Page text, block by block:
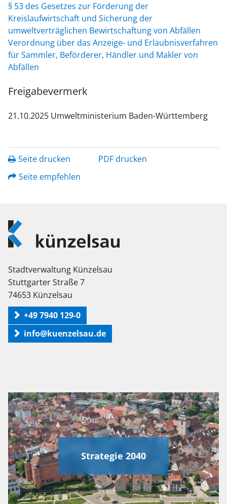
§ 53 des Gesetzes zur Förderung der
Kreislaufwirtschaft und Sicherung der
umweltverträglichen Bewirtschaftung von Abfällen
Verordnung über das Anzeige- und Erlaubnisverfahren
für Sammler, Beförderer, Händler und Makler von
Abfällen
Freigabevermerk
21.10.2025 Umweltministerium Baden-Württemberg
Seite drucken
PDF drucken
Seite empfehlen
Logo
Künzelsau
Stadtverwaltung Künzelsau
Stuttgarter Straße 7
74653 Künzelsau
+49 7940 129-0
info@kuenzelsau.de
Strategie 2040